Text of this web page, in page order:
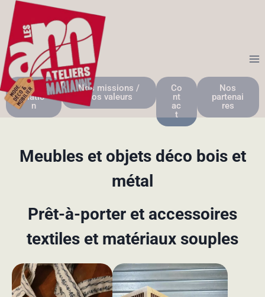
L'asso
ciatio
n
Nos missions /
Nos valeurs
Co
nt
ac
t
Nos
partenai
res
Meubles et objets déco bois et
métal
Prêt-à-porter et accessoires
textiles et matériaux souples